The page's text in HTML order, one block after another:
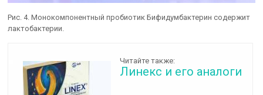
Рис. 4. Монокомпонентный пробиотик Бифидумбактерин содержит
лактобактерии.
Читайте также:
Линекс и его аналоги